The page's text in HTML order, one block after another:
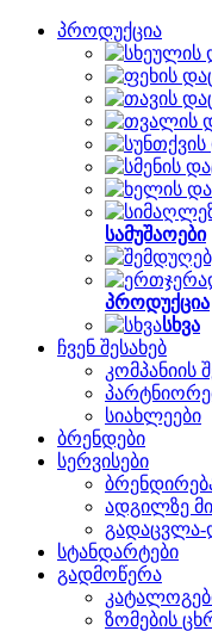
პროდუქცია
სამუშაოები
პროდუქცია
სხვა
ჩვენ შესახებ
კომპანიის
სიახლეები
ბრენდები
სერვისები
ადგილზე
გადაცვლა-
სტანდარტები
გადმოწერა
ზომების